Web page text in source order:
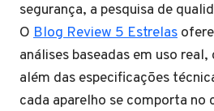
segurança, a pesquisa de
O Blog Review 5 Estrelas
análises baseadas em uso
além das especificações
cada aparelho se comporta no